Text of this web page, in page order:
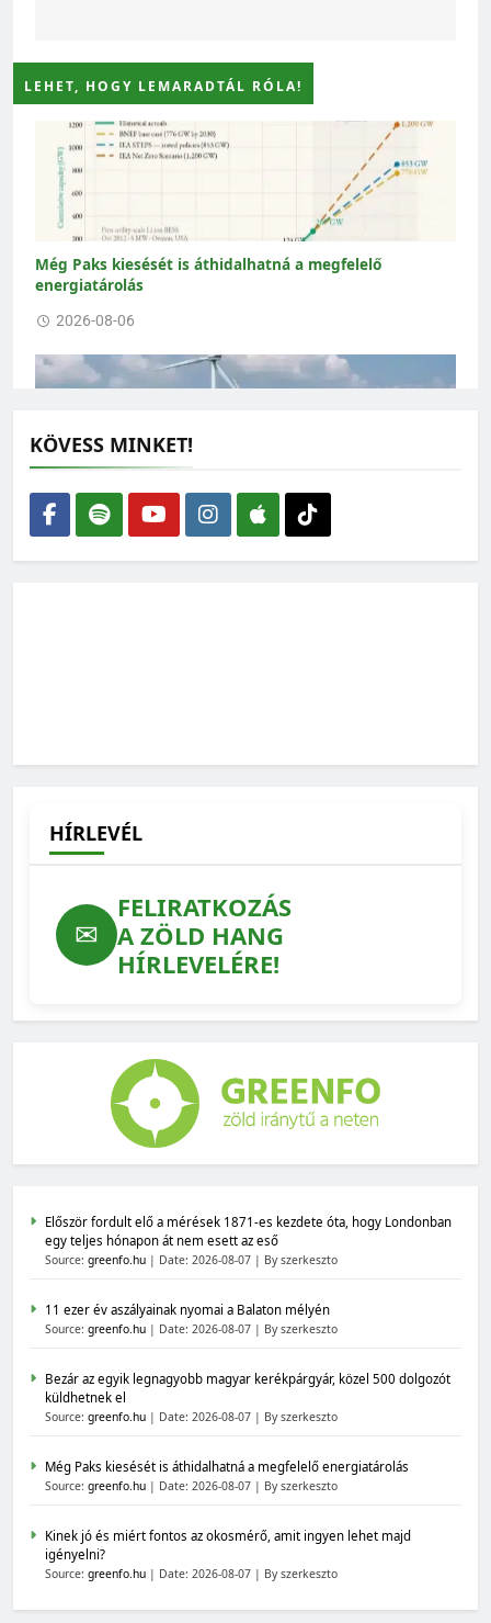
LEHET, HOGY LEMARADTÁL RÓLA!
Még Paks kiesését is áthidalhatná a megfelelő
energiatárolás
2026-08-06
Épüljenek szélerőművek – de ne bárhová
2026-08-05
KÖVESS MINKET!
HÍRLEVÉL
✉
FELIRATKOZÁS
A ZÖLD HANG
HÍRLEVELÉRE!
Először fordult elő a mérések 1871-es kezdete óta, hogy Londonban
egy teljes hónapon át nem esett az eső
Source: greenfo.hu Date: 2026-08-07 By szerkeszto
11 ezer év aszályainak nyomai a Balaton mélyén
Source: greenfo.hu Date: 2026-08-07 By szerkeszto
Bezár az egyik legnagyobb magyar kerékpárgyár, közel 500 dolgozót
küldhetnek el
Source: greenfo.hu Date: 2026-08-07 By szerkeszto
Még Paks kiesését is áthidalhatná a megfelelő energiatárolás
Source: greenfo.hu Date: 2026-08-07 By szerkeszto
Kinek jó és miért fontos az okosmérő, amit ingyen lehet majd
igényelni?
Source: greenfo.hu Date: 2026-08-07 By szerkeszto